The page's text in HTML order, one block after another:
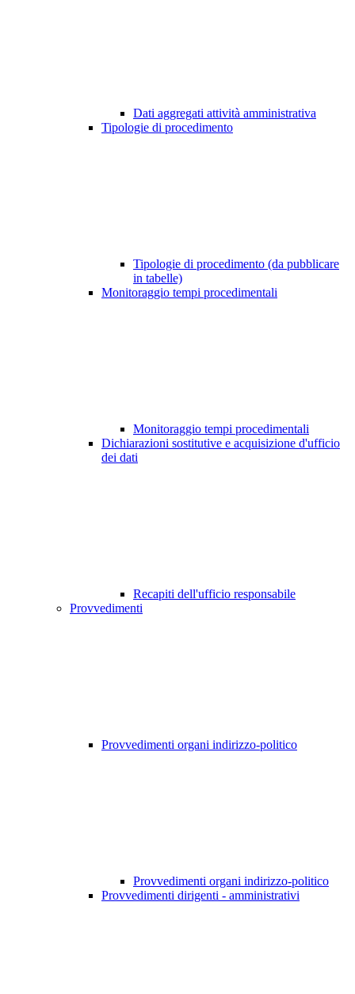
Dati aggregati attività amministrativa
Tipologie di procedimento
Tipologie di procedimento (da pubblicare
in tabelle)
Monitoraggio tempi procedimentali
Monitoraggio tempi procedimentali
Dichiarazioni sostitutive e acquisizione d'ufficio
dei dati
Recapiti dell'ufficio responsabile
Provvedimenti
Provvedimenti organi indirizzo-politico
Provvedimenti organi indirizzo-politico
Provvedimenti dirigenti - amministrativi